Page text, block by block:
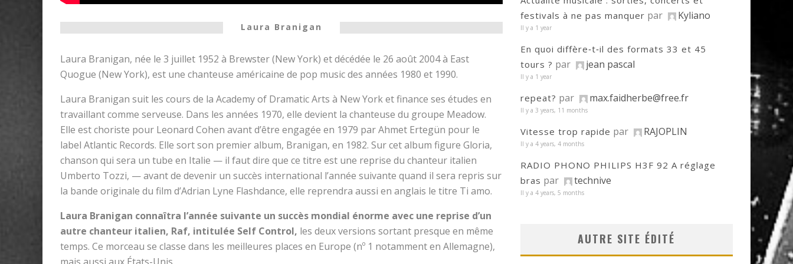
Laura Branigan
Laura Branigan, née le 3 juillet 1952 à Brewster (New York) et décédée le 26 août 2004 à East
Quogue (New York), est une chanteuse américaine de pop music des années 1980 et 1990.
Laura Branigan suit les cours de la Academy of Dramatic Arts à New York et finance ses études en
travaillant comme serveuse. Dans les années 1970, elle devient la chanteuse du groupe Meadow.
Elle est choriste pour Leonard Cohen avant d’être engagée en 1979 par Ahmet Ertegün pour le
label Atlantic Records. Elle sort son premier album, Branigan, en 1982. Sur cet album figure Gloria,
chanson qui sera un tube en Italie — il faut dire que ce titre est une reprise du chanteur italien
Umberto Tozzi, — avant de devenir un succès international l’année suivante quand il sera repris sur
la bande originale du film d’Adrian Lyne Flashdance, elle reprendra aussi en anglais le titre Ti amo.
Laura Branigan connaîtra l’année suivante un succès mondial énorme avec une reprise d’un
autre chanteur italien, Raf, intitulée Self Control, les deux versions sortant presque en même
temps. Ce morceau se classe dans les meilleures places en Europe (nº 1 notamment en Allemagne),
festivals à ne pas manquer par Kyliano
Il y a 1 year
En quoi diffère‑t‑il des formats 33 et 45
tours ? par jean pascal
Il y a 1 year
repeat? par max.faidherbe@free.fr
Il y a 3 years, 11 months
Vitesse trop rapide par RAJOPLIN
Il y a 4 years, 4 months
RADIO PHONO PHILIPS H3F 92 A réglage
bras par technive
Il y a 4 years, 5 months
AUTRE SITE ÉDITÉ